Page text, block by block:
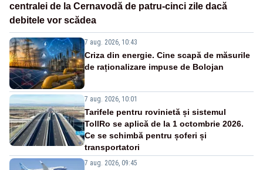
centralei de la Cernavodă de patru-cinci zile dacă
debitele vor scădea
7 aug. 2026, 10:43
Criza din energie. Cine scapă de măsurile
de raționalizare impuse de Bolojan
7 aug. 2026, 10:01
Tarifele pentru rovinietă și sistemul
TollRo se aplică de la 1 octombrie 2026.
Ce se schimbă pentru șoferi și
transportatori
7 aug. 2026, 09:45